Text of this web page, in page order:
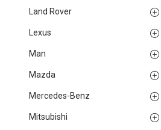
Land Rover
Lexus
Man
Mazda
Mercedes-Benz
Mitsubishi